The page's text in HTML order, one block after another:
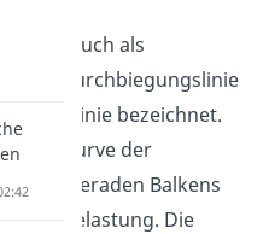
wird auch als
als Durchbiegungslinie
Linie bezeichnet.
die Kurve der
eines geraden Balkens
Belastung. Die